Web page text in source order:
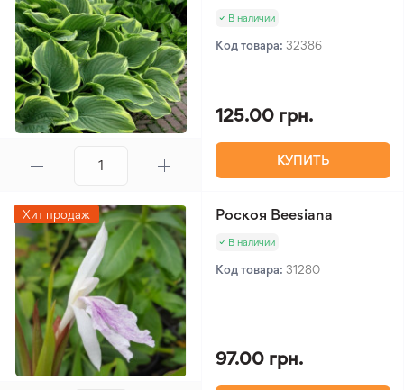
В наличии
Код товара: 32386
125.00 грн.
КУПИТЬ
Хит продаж Роскоя Beesiana
В наличии
Код товара: 31280
97.00 грн.